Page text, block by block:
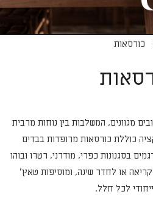
כורסאות
מגוונים, המשלבות בין נוחות מרבית
כוללת כורסאות מרופדות בבדים
בסגנונות כפרי, מודרני, רטרו ובוהו
או לחדר שינה, ומוסיפות טאץ'
לכל חלל.